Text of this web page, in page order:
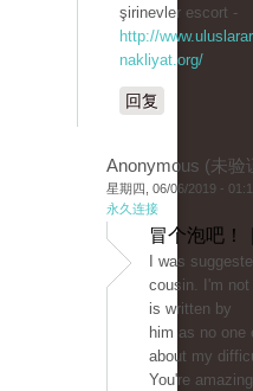
şirinevler escort -
http://
nakliyat.org/
回复
Anonymous (未验
星期四, 06/06/2019 -
永久连接
冒个泡吧！
I was
cousin. I'm
is written by
him as no one
about my
You're